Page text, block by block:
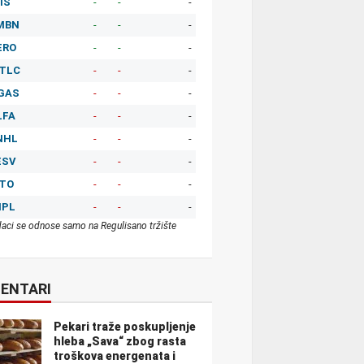
- -
-
- -
-
- -
-
- -
-
- -
-
- -
-
- -
-
- -
-
- - -
se odnose samo na Regulisano tržište
Pekari traže poskupljenje
hleba „Sava“ zbog rasta
troškova energenata i